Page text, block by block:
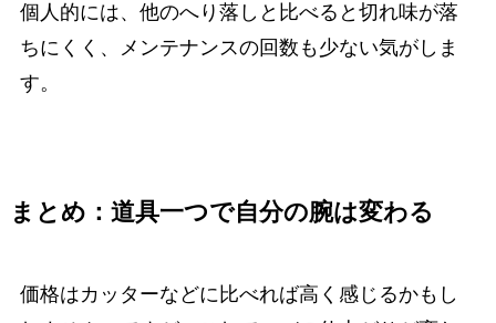
個人的には、他のへり落しと比べると切れ味が落
ちにくく、メンテナンスの回数も少ない気がしま
す。
まとめ：道具一つで自分の腕は変わる
価格はカッターなどに比べれば高く感じるかもし